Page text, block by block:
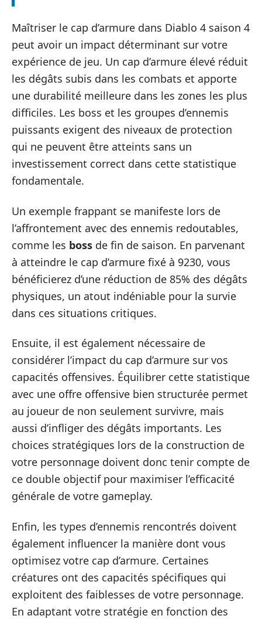
Maîtriser le cap d’armure dans Diablo 4 saison 4
peut avoir un impact déterminant sur votre
expérience de jeu. Un cap d’armure élevé réduit
les dégâts subis dans les combats et apporte
une durabilité meilleure dans les zones les plus
difficiles. Les boss et les groupes d’ennemis
puissants exigent des niveaux de protection
qui ne peuvent être atteints sans un
investissement correct dans cette statistique
fondamentale.
Un exemple frappant se manifeste lors de
l’affrontement avec des ennemis redoutables,
comme les boss de fin de saison. En parvenant
à atteindre le cap d’armure fixé à 9230, vous
bénéficierez d’une réduction de 85% des dégâts
physiques, un atout indéniable pour la survie
dans ces situations critiques.
Ensuite, il est également nécessaire de
considérer l’impact du cap d’armure sur vos
capacités offensives. Équilibrer cette statistique
avec une offre offensive bien structurée permet
au joueur de non seulement survivre, mais
aussi d’infliger des dégâts importants. Les
choices stratégiques lors de la construction de
votre personnage doivent donc tenir compte de
ce double objectif pour maximiser l’efficacité
générale de votre gameplay.
Enfin, les types d’ennemis rencontrés doivent
également influencer la manière dont vous
optimisez votre cap d’armure. Certaines
créatures ont des capacités spécifiques qui
exploitent des faiblesses de votre personnage.
En adaptant votre stratégie en fonction des